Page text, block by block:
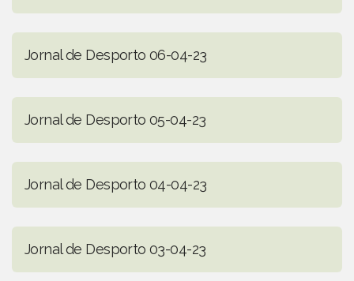
Jornal de Desporto 06-04-23
Jornal de Desporto 05-04-23
Jornal de Desporto 04-04-23
Jornal de Desporto 03-04-23